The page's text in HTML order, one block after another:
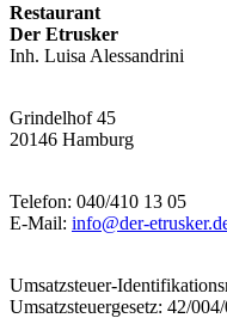
Restaurant
Der Etrusker
Inh. Luisa Alessandrini
Grindelhof 45
20146 Hamburg
Telefon: 040/410 13 05
E-Mail: info@der-
Umsatzsteuer-
Umsatzsteuergesetz: 42/